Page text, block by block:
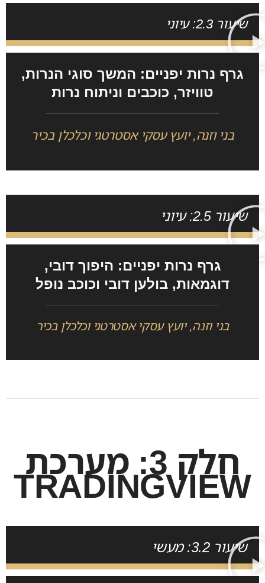
שיעור 2.3: עיוני
גרף נרות יפניים: המשך סוגי הנרות,
טוויזר, כוכבים וניתוח נרות
בני וזנה, יועץ עסקי אסטרטגי וכלכלן בכיר
שיעור 2.5: עיוני
גרף נרות יפניים: היפוך דובי,
דוגמאות, בולען דובי וכוכב נופל
בני וזנה, יועץ עסקי אסטרטגי וכלכלן בכיר
חלק 3: מערכת
TRADINGVIEW
שיעור 3.2: מעשי